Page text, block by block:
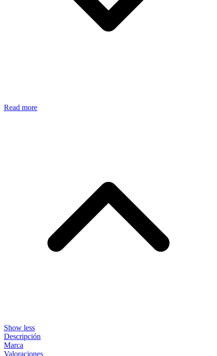
Read more
Show less
Descripción
Marca
Valoraciones